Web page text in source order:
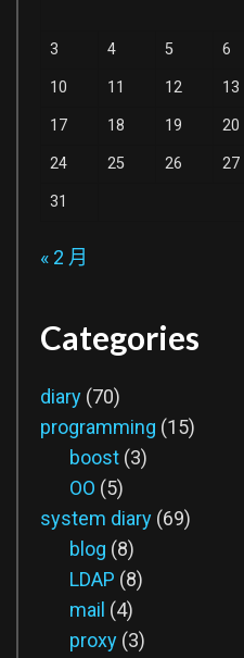
3 4 5 6
10 11 12 13
17 18 19 20
24 25 26 27
31
« 2 月
Categories
diary (70)
programming (15)
boost (3)
OO (5)
system diary (69)
blog (8)
LDAP (8)
mail (4)
proxy (3)